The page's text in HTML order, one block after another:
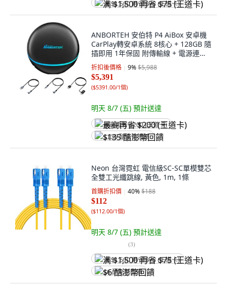
满 $1,500 再省 $75 (王道卡)
ANBORTEH 安伯特 P4 AiBox 安卓機
CarPlay轉安卓系統 8核心 + 128GB 隨
插即用 1年保固 附傳輸線 + 電源連接
線, 1個, PCS47
折扣後價格 9%$5,988
$5,391
($5391.00/1個)
明天 8/7 (五) 預計送達
最高再省 $200 (王道卡)
$135 酷澎幣回饋
Neon 台灣霓虹 電信級SC-SC單模雙芯
全雙工光纖跳線, 黃色, 1m, 1條
首購折扣價 40%$188
$112
($112.00/1個)
明天 8/7 (五) 預計送達
(3)
满 $1,500 再省 $75 (王道卡)
$6 酷澎幣回饋